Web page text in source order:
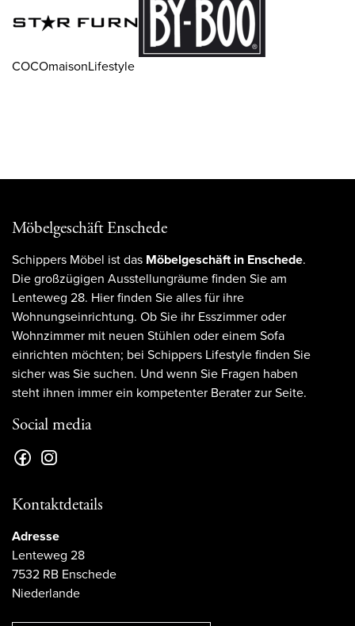
COCOmaisonLifestyle
Möbelgeschäft Enschede
Schippers Möbel ist das Möbelgeschäft in Enschede.
Die großzügigen Ausstellungräume finden Sie am
Lenteweg 28. Hier finden Sie alles für ihre
Wohnungseinrichtung. Ob Sie ihr Esszimmer oder
Wohnzimmer mit neuen Stühlen oder einem Sofa
einrichten möchten; bei Schippers Lifestyle finden Sie
sicher was Sie suchen. Und wenn Sie Fragen haben
steht ihnen immer ein kompetenter Berater zur Seite.
Social media
Kontaktdetails
Adresse
Lenteweg 28
7532 RB Enschede
Niederlande